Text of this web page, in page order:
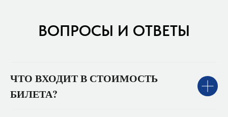
ВОПРОСЫ И ОТВЕТЫ
ЧТО ВХОДИТ В СТОИМОСТЬ
БИЛЕТА?